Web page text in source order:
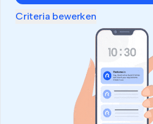
Criteria bewerken